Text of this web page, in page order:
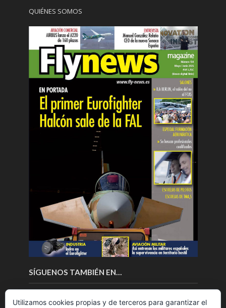
QUIÉNES SOMOS
SÍGUENOS TAMBIÉN EN…
Utilizamos cookies propias y de terceros para garantizar el